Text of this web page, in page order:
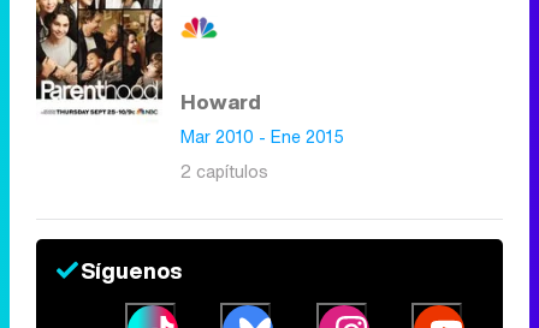
Howard
Mar 2010 - Ene 2015
2 capítulos
Síguenos